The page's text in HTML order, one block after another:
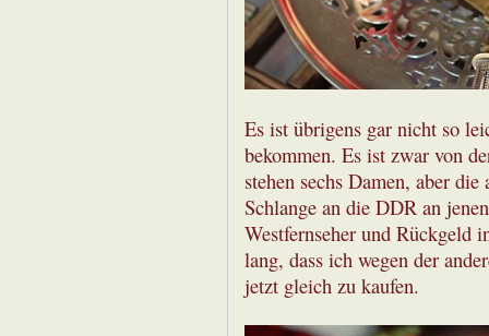
Es ist übrigens gar nicht so
bekommen. Es ist zwar von
stehen sechs Damen, aber
Schlange an die DDR an
Westfernseher und Rückgeld
lang, dass ich wegen der
jetzt gleich zu kaufen.